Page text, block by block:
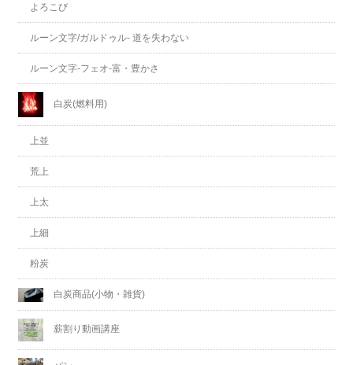
よろこび
ルーン文字/ガルドゥル- 道を失わない
ルーン文字-フェオ-富・豊かさ
白炭(燃料用)
上並
荒上
上太
上細
粉炭
白炭商品(小物・雑貨)
薪割り動画講座